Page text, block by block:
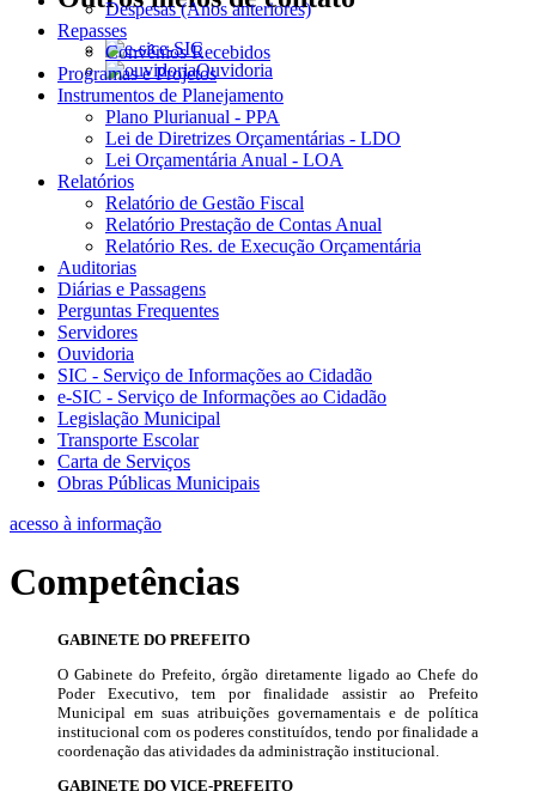
e-SIC
Ouvidoria
Despesas (Anos anteriores)
Repasses
Convênios Recebidos
Programas e Projetos
Instrumentos de Planejamento
Plano Plurianual - PPA
Lei de Diretrizes Orçamentárias - LDO
Lei Orçamentária Anual - LOA
Relatórios
Relatório de Gestão Fiscal
Relatório Prestação de Contas Anual
Relatório Res. de Execução Orçamentária
Auditorias
Diárias e Passagens
Perguntas Frequentes
Servidores
Ouvidoria
SIC - Serviço de Informações ao Cidadão
e-SIC - Serviço de Informações ao Cidadão
Legislação Municipal
Transporte Escolar
Carta de Serviços
Obras Públicas Municipais
acesso à informação
Competências
GABINETE DO PREFEITO
O Gabinete do Prefeito, órgão diretamente ligado ao Chefe do
Poder Executivo, tem por finalidade assistir ao Prefeito
Municipal em suas atribuições governamentais e de política
institucional com os poderes constituídos, tendo por finalidade a
coordenação das atividades da administração institucional.
GABINETE DO VICE-PREFEITO